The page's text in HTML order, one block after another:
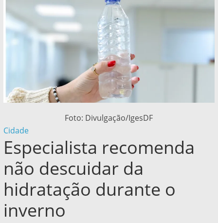
Foto: Divulgação/IgesDF
Cidade
Especialista recomenda
não descuidar da
hidratação durante o
inverno